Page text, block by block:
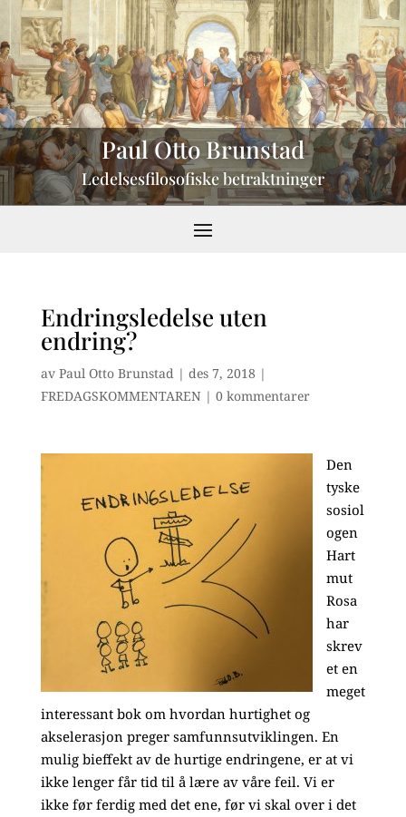
Paul Otto Brunstad
Ledelsesfilosofiske betraktninger
Endringsledelse uten
endring?
av Paul Otto Brunstad| des 7, 2018 |
FREDAGSKOMMENTAREN| 0 kommentarer
Den
tyske
sosiol
ogen
Hart
mut
Rosa
har
skrev
et en
meget
interessant bok om hvordan hurtighet og
akselerasjon preger samfunnsutviklingen. En
mulig bieffekt av de hurtige endringene, er at vi
ikke lenger får tid til å lære av våre feil. Vi er
ikke før ferdig med det ene, før vi skal over i det